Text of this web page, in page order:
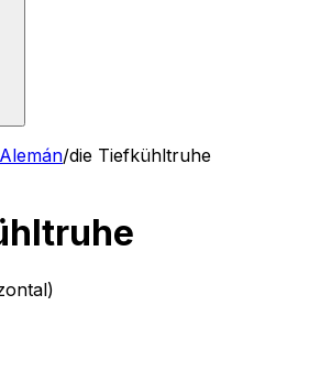
/die Tiefkühltruhe